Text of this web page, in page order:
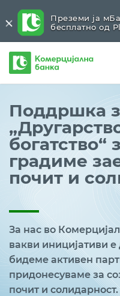
Правни лица
За нас
Блог
Комерцијална
банка
Поддршка
богатство“
градиме
почит и
За нас во
вакви иницијативи
бидеме активен
придонесуваме за
почит и солидарност.
Преземи ја
бесплатно од